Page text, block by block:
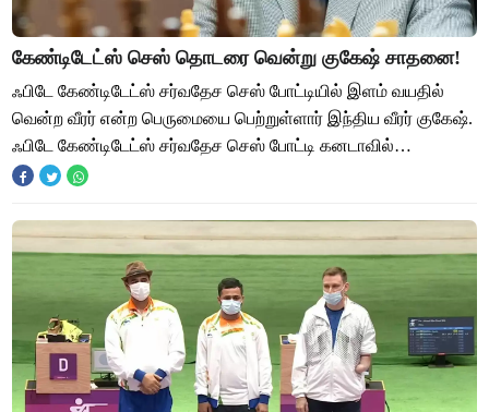
கேண்டிடேட்ஸ் செஸ் தொடரை வென்று குகேஷ் சாதனை!
ஃபிடே கேண்டிடேட்ஸ் சர்வதேச செஸ் போட்டியில் இளம் வயதில்
வென்ற வீரர் என்ற பெருமையை பெற்றுள்ளார் இந்திய வீரர் குகேஷ்.
ஃபிடே கேண்டிடேட்ஸ் சர்வதேச செஸ் போட்டி கனடாவில்
நடைபெற்று வந்தது. எட்டு வீரர்கள் மற்